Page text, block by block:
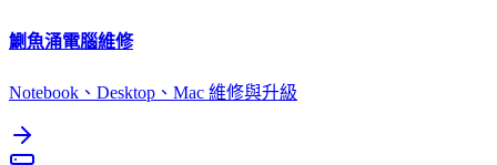
鰂魚涌電腦維修
Notebook、Desktop、Mac 維修與升級